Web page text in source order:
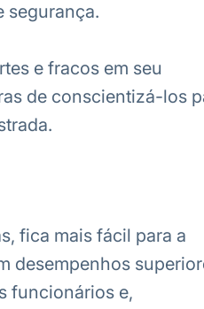
segurança.
e fracos em seu
de conscientizá-los
fica mais fácil para a
desempenhos
funcionários e,